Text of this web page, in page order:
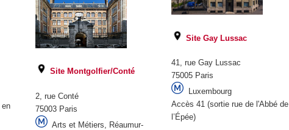
en
Site Montgolfier/Conté
2, rue Conté
75003 Paris
Arts et Métiers, Réaumur-
Site Gay Lussac
41, rue Gay Lussac
75005 Paris
Luxembourg
Accès 41 (sortie rue de l'Abbé de
l’Épée)